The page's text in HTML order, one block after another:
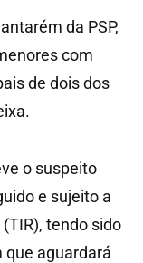
da PSP,
com
de dois dos
o suspeito
e sujeito a
tendo sido
que aguardará